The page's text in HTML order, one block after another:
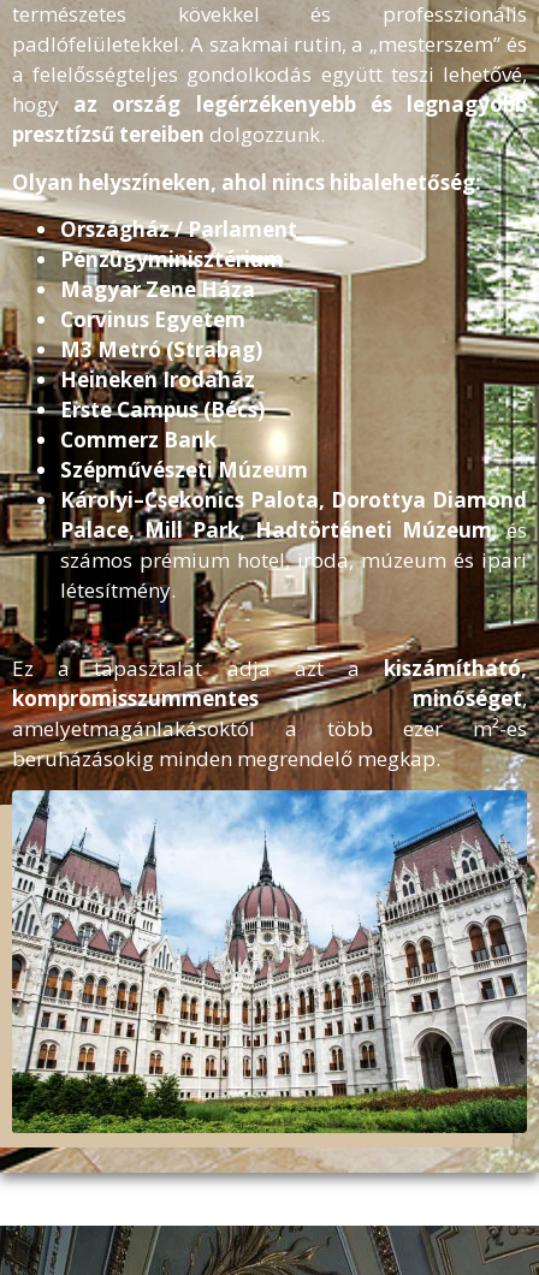
természetes kövekkel és professzionális
padlófelületekkel. A szakmai rutin, a „mesterszem” és
a felelősségteljes gondolkodás együtt teszi lehetővé,
hogy az ország legérzékenyebb és legnagyobb
presztízsű tereiben dolgozzunk.
Olyan helyszíneken, ahol nincs hibalehetőség:
Országház / Parlament
Pénzügyminisztérium
Magyar Zene Háza
Corvinus Egyetem
M3 Metró (Strabag)
Heineken Irodaház
Erste Campus (Bécs)
Commerz Bank
Szépművészeti Múzeum
Károlyi–Csekonics Palota, Dorottya Diamond
Palace, Mill Park, Hadtörténeti Múzeum, és
számos prémium hotel, iroda, múzeum és ipari
létesítmény.
Ez a tapasztalat adja azt akiszámítható,
kompromisszummentes minőséget,
amelyetmagánlakásoktól a több ezer m²-es
beruházásokig minden megrendelő megkap.